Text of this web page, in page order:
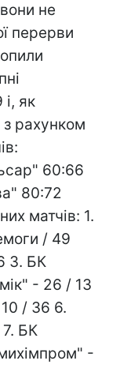
не
перерви
як
з рахунком
60:66
80:72
матчів: 1.
/ 49
3. БК
- 26 / 13
/ 36 6.
БК
-